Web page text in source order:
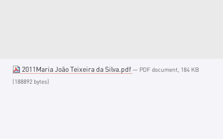
2011Maria João Teixeira da Silva.pdf — PDF document, 184 KB
(188892 bytes)